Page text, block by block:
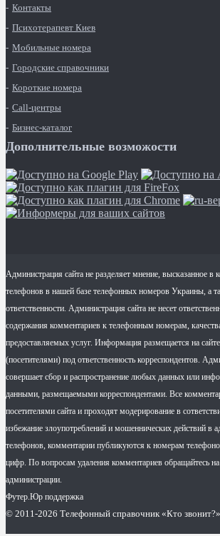
Контакты
Психотерапевт Киев
Мобильные номера
Городские справочники
Короткие номера
Call-центры
Бизнес-каталог
Дополнительные возможости
Администрация сайта не разделяет мнение, высказанное в
телефонов в нашей базе телефонных номеров Украины, а
ответственности. Администрация сайта не несет
содержания комментариев к телефонным номерам,
предоставляемых услуг. Информация размещается на
(посетителями) под ответственность корреспондентов.
совершает сбор и распространение любых данных или
данными, размещаемыми корреспондентами. Все
посетителями сайта и проходят модерирование в
избежание злоупотреблений и мошеннических действий в
телефонов, комментарии публикуются к номерам
цифр. По вопросам удаления комментариев обращайтесь на
администрации.
Футер.Юр поддержка
© 2011-2026 Телефонный справочник «Кто звонит?»